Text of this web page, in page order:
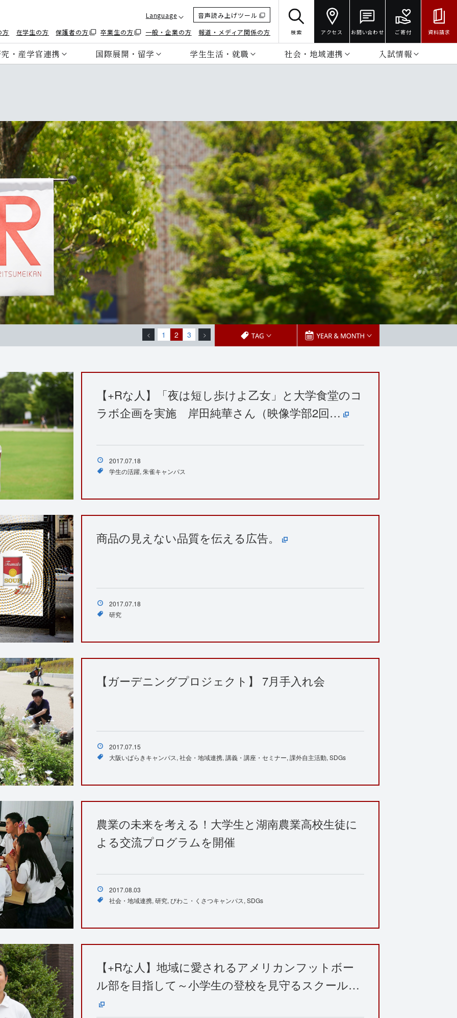
Language
音声読み上げツール
方
在学生の方 保護者の方 卒業生の方 一般・企業の方 報道・メディア関係の方 検索 アクセス お問い合わせ ご寄付 資料請求
・産学官連携 国際展開・留学 学生生活・就職 社会・地域連携 入試情報
< 1 2 3 >
【+Rな人】「夜は短し歩けよ乙女」と大学食堂のコ
ラボ企画を実施 岸田純華さん（映像学部2回…
2017.07.18
学生の活躍 朱雀キャンパス
商品の見えない品質を伝える広告。
2017.07.18
研究
【ガーデニングプロジェクト】 7月手入れ会
2017.07.15
大阪いばらきキャンパス 社会・地域連携 講義・講座・セミナー 課外自主活動 SDGs
農業の未来を考える！大学生と湖南農業高校生徒に
よる交流プログラムを開催
2017.08.03
社会・地域連携 研究 びわこ・くさつキャンパス SDGs
【+Rな人】地域に愛されるアメリカンフットボー
ル部を目指して～小学生の登校を見守るスクール…